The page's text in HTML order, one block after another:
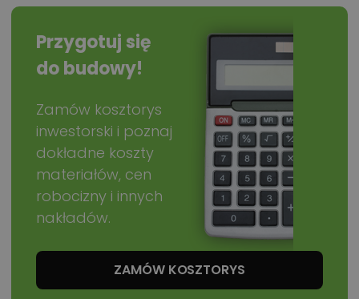
Przygotuj się
do budowy!
Zamów kosztorys
inwestorski i poznaj
dokładne koszty
materiałów, cen
robocizny i innych
nakładów.
ZAMÓW KOSZTORYS